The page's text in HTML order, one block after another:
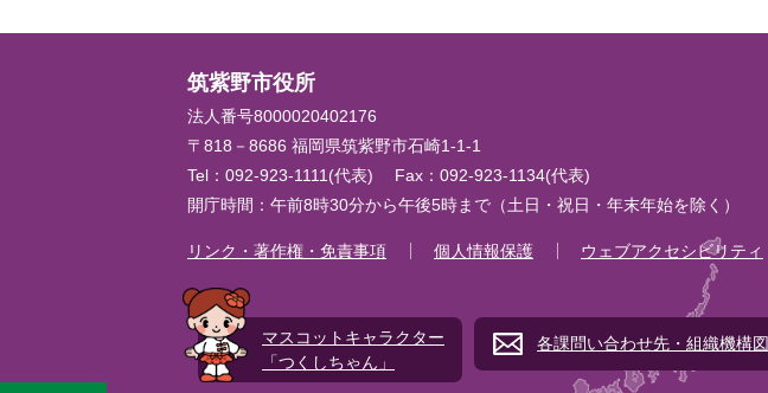
筑紫野市役所
法人番号8000020402176
〒818－8686 福岡県筑紫野市石崎1-1-1
Tel：092-923-1111(代表)
Fax：092-923-1134(代表)
開庁時間：午前8時30分から午後5時まで（土日・祝日・年末年始を除く）
リンク・著作権・免責事項 個人情報保護 ウェブアクセシビリティ
マスコットキャラクター
「つくしちゃん」
各課問い合わせ先・組織機構図